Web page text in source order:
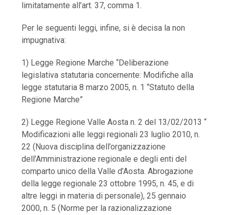
limitatamente all’art. 37, comma 1.
Per le seguenti leggi, infine, si è decisa la non
impugnativa:
1) Legge Regione Marche “Deliberazione
legislativa statutaria concernente: Modifiche alla
legge statutaria 8 marzo 2005, n. 1 “Statuto della
Regione Marche”
2) Legge Regione Valle Aosta n. 2 del 13/02/2013 “
Modificazioni alle leggi regionali 23 luglio 2010, n.
22 (Nuova disciplina dell’organizzazione
dell’Amministrazione regionale e degli enti del
comparto unico della Valle d’Aosta. Abrogazione
della legge regionale 23 ottobre 1995, n. 45, e di
altre leggi in materia di personale), 25 gennaio
2000, n. 5 (Norme per la razionalizzazione